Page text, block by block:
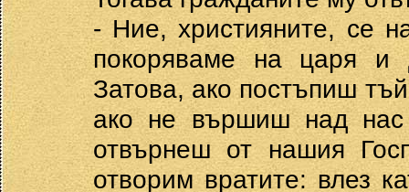
- Ние, християните, се
покоряваме на царя и
Затова, ако постъпиш
ако не вършиш над
отвърнеш от нашия
отворим вратите: влез